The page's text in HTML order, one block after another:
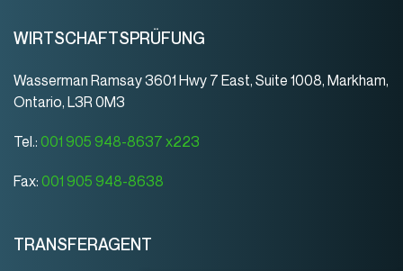
WIRTSCHAFTSPRÜFUNG
Wasserman Ramsay 3601 Hwy 7 East, Suite 1008, Markham,
Ontario, L3R 0M3
Tel.: 001 905 948-8637 x223
Fax: 001 905 948-8638
TRANSFERAGENT